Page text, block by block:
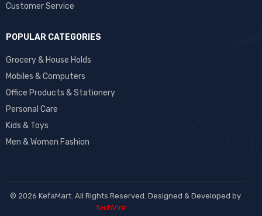
Customer Service
POPULAR CATEGORIES
Grocery & House Holds
Mobiles & Computers
Office Products & Stationery
Personal Care
Kids & Toys
Men & Women Fashion
© 2026 KefaMart. All Rights Reserved. Designed & Developed by
TechVint